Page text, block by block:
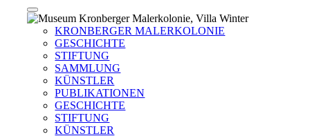
KRONBERGER MALERKOLONIE
GESCHICHTE
STIFTUNG
SAMMLUNG
KÜNSTLER
PUBLIKATIONEN
GESCHICHTE
STIFTUNG
KÜNSTLER